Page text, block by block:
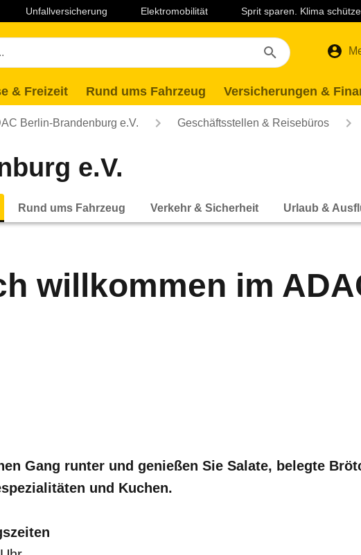
Unfallversicherung Elektromobilität Sprit sparen. Klima
& Freizeit Rund ums Fahrzeug Versicherungen &
Berlin-Brandenburg e.V. Geschäftsstellen & Reisebüros
e.V.
Rund ums Fahrzeug Verkehr & Sicherheit Urlaub &
willkommen im
Gang runter und genießen Sie Salate, belegte
und Kuchen.